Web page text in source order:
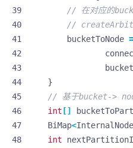
// 在对应的
//
bucketToNode =
}
// 基于bucket->
int []
BiMap<InternalNode
int